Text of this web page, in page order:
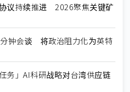
议持续推进 2026聚焦关键矿
钟会谈 将政治阻力化为英特
务」AI科研战略对台湾供应链